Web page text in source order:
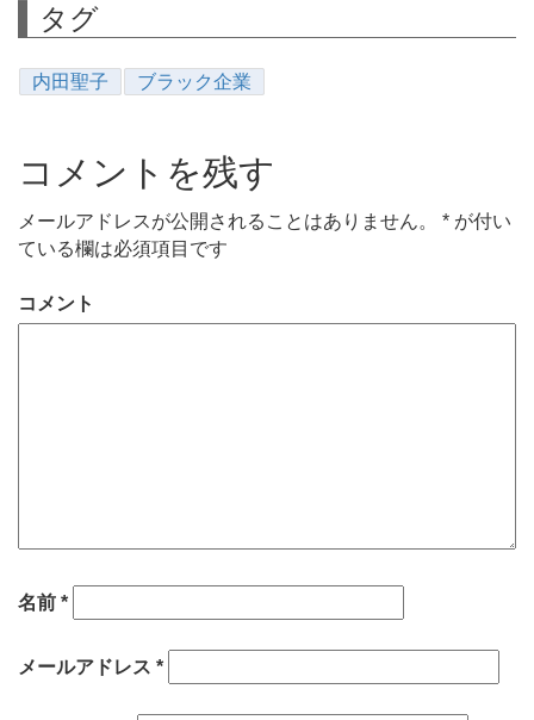
タグ
内田聖子 ブラック企業
コメントを残す
メールアドレスが公開されることはありません。 * が付い
ている欄は必須項目です
コメント
名前 *
メールアドレス *